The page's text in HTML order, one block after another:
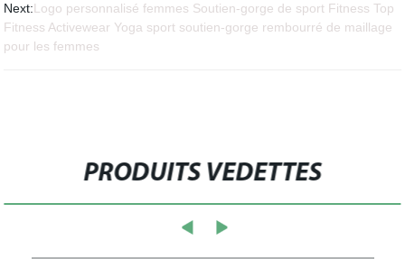
Next:Logo personnalisé femmes Soutien-gorge de sport Fitness Top
Fitness Activewear Yoga sport soutien-gorge rembourré de maillage
pour les femmes
PRODUITS VEDETTES